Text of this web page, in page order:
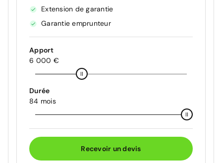
Extension de garantie
Garantie emprunteur
Apport
6 000 €
Durée
84 mois
Recevoir un devis